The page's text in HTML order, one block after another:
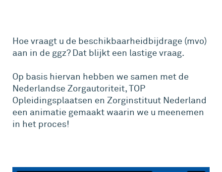
Hoe vraagt u de beschikbaarheidbijdrage (mvo)
aan in de ggz? Dat blijkt een lastige vraag.
Op basis hiervan hebben we samen met de
Nederlandse Zorgautoriteit, TOP
Opleidingsplaatsen en Zorginstituut Nederland
een animatie gemaakt waarin we u meenemen
in het proces!